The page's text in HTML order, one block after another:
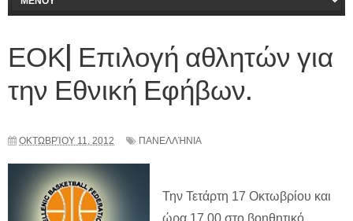
ΕΟΚ| Επιλογή αθλητών για
την Εθνική Εφήβων.
ΟΚΤΩΒΡΊΟΥ 11, 2012 ΠΑΝΕΛΛΉΝΙΑ
Την Τετάρτη 17 Οκτωβρίου και